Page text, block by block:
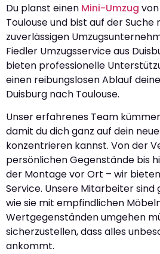
Du planst einen Mini-Umzug
Toulouse und bist auf der Suche
zuverlässigen
Fiedler Umzugsservice aus
bieten professionelle
einen reibungslosen Ablauf
Duisburg nach Toulouse.
Unser erfahrenes Team
damit du dich ganz auf dein
konzentrieren kannst. Von der
persönlichen Gegenstände bis
der Montage vor Ort – wir
Service. Unsere Mitarbeiter sind
wie sie mit empfindlichen
Wertgegenständen umgehen
sicherzustellen, dass alles
ankommt.